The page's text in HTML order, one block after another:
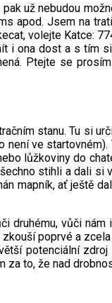
už nebudou
apod. Jsem na
volejte Katce:
i ona dost a s tím
Ptejte se
stanu. Tu si
ve
lůžkoviny do
stihli a dali si
mapník, ať ještě
druhému, vůči
poprvé a
potenciální
to, že nad